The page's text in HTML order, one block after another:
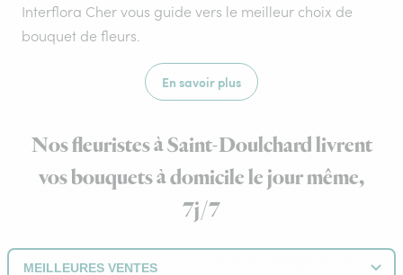
Interflora Cher vous guide vers le meilleur choix de
bouquet de fleurs.
En savoir plus
Nos fleuristes à Saint-Doulchard livrent
vos bouquets à domicile le jour même,
7j/7